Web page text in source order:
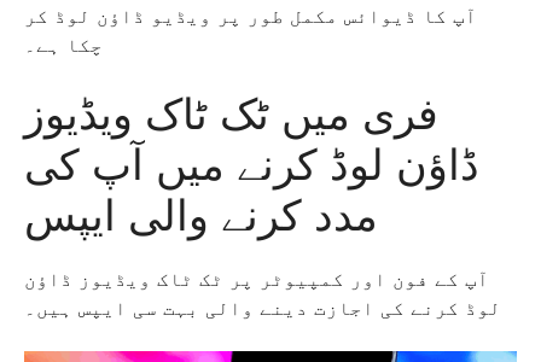
آپ کا ڈیوائس مکمل طور پر ویڈیو ڈاؤن لوڈ کر
چکا ہے۔
فری میں ٹک ٹاک ویڈیوز
ڈاؤن لوڈ کرنے میں آپ کی
مدد کرنے والی ایپس
آپ کے فون اور کمپیوٹر پر ٹک ٹاک ویڈیوز ڈاؤن
لوڈ کرنے کی اجازت دینے والی بہت سی ایپس ہیں۔